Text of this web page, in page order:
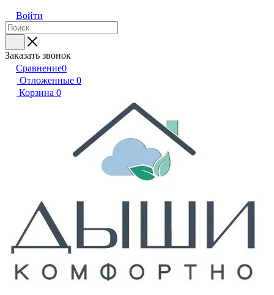
Войти
Заказать звонок
Сравнение0
Отложенные 0
Корзина 0